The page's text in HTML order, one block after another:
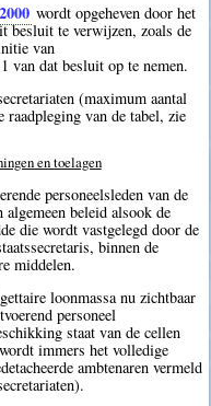
wordt opgeheven door het
besluit te verwijzen, zoals de
van
van dat besluit op te nemen.
(maximum aantal
van de tabel, zie
en toelagen
personeelsleden van de
beleid alsook de
die wordt vastgelegd door de
binnen de
middelen.
loonmassa nu zichtbaar
personeel
staat van de cellen
immers het volledige
ambtenaren vermeld